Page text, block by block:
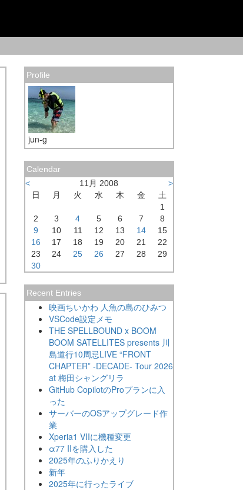
Profile
jun-g
Calendar
<
11月 2008
>
日
月 火 水 木 金
土
1
2
3 4 5 6 7
8
9
10 11 12 13 14
15
16
17 18 19 20 21
22
23
24 25 26 27 28
29
30
Recent Entries
映画ちいかわ 人魚の島のひみつ
VSCode設定メモ
THE SPELLBOUND x BOOM
BOOM SATELLITES presents 川
島道行10周忌LIVE “FRONT
CHAPTER” -DECADE- Tour 2026
at 梅田シャングリラ
GitHub CopilotのProプランに入
った
サーバーのOSアップグレード作
業
Xperia1 VIIに機種変更
α77 IIを購入した
2025年のふりかえり
新年
2025年に行ったライブ